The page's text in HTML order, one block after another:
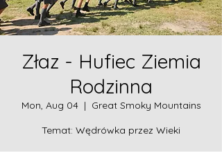
Złaz - Hufiec Ziemia
Rodzinna
Mon, Aug 04
  |
Great Smoky Mountains
Temat: Wędrówka przez Wieki